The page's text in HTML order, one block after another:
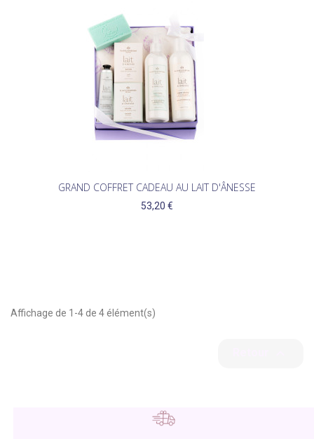
GRAND COFFRET CADEAU AU LAIT D'ÂNESSE
53,20 €
Affichage de 1-4 de 4 élément(s)